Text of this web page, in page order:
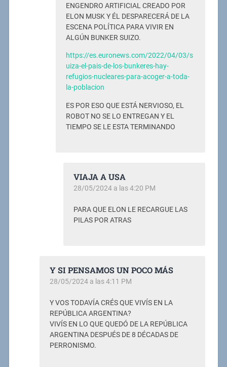
ENGENDRO ARTIFICIAL CREADO POR
ELON MUSK Y ÉL DESPARECERÁ DE LA
ESCENA POLÍTICA PARA VIVIR EN
ALGÚN BUNKER SUIZO.
https://es.euronews.com/2022/04/03/s
uiza-el-pais-de-los-bunkeres-hay-
refugios-nucleares-para-acoger-a-toda-
la-poblacion
ES POR ESO QUE ESTÁ NERVIOSO, EL
ROBOT NO SE LO ENTREGAN Y EL
TIEMPO SE LE ESTA TERMINANDO
VIAJA A USA
28/05/2024 a las 4:20 PM
PARA QUE ELON LE RECARGUE LAS
PILAS POR ATRAS
Y SI PENSAMOS UN POCO MÁS
28/05/2024 a las 4:11 PM
Y VOS TODAVÍA CRÉS QUE VIVÍS EN LA
REPÚBLICA ARGENTINA?
VIVÍS EN LO QUE QUEDÓ DE LA REPÚBLICA
ARGENTINA DESPUÉS DE 8 DÉCADAS DE
PERRONISMO.